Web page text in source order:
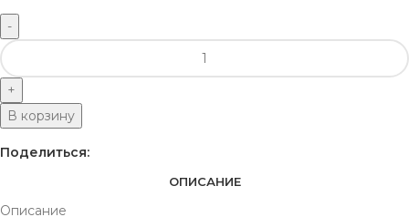
В корзину
Поделиться:
ОПИСАНИЕ
Описание